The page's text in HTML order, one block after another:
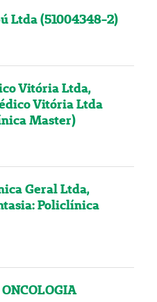
Ltda (51004348-2)
Vitória Ltda,
Vitória Ltda
Master)
Geral Ltda,
Policlínica